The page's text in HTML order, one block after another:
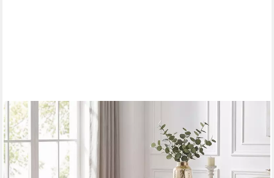
FLIEKS
Freischwinger Bezug aus Chenille-Stoff, galvanisierte
Metallbeine
ab 229,99 €
-44%